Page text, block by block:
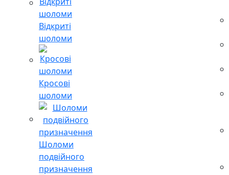
Відкриті
шоломи
Кросові
шоломи
Шоломи
подвійного
призначення